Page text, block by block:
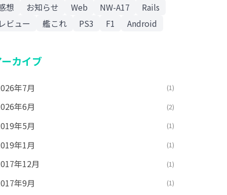
想
お知らせ Web NW-A17
Rails
ビュー
艦これ PS3 F1 Android
カイブ
年7月 (1)
年6月 (2)
年5月 (1)
年1月 (1)
年12月 (1)
年9月 (1)